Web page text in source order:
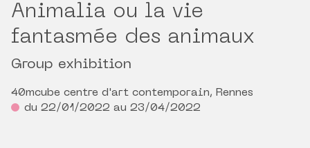
Animalia ou la vie
fantasmée des animaux
Group exhibition
40mcube centre d'art contemporain, Rennes
du 22/01/2022 au 23/04/2022